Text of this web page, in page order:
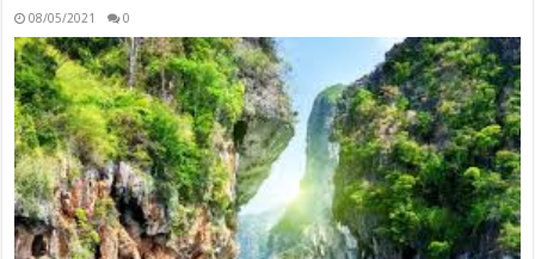
08/05/2021 0